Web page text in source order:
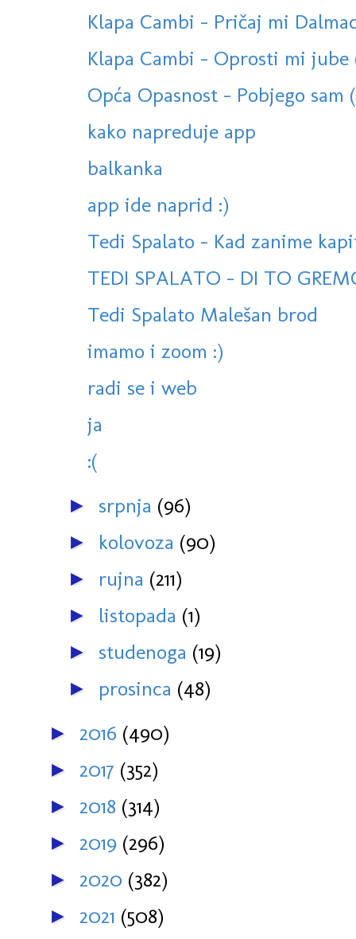
Klapa Cambi - Pričaj mi
Klapa Cambi - Oprosti mi jube
Opća Opasnost - Pobjego
kako napreduje app
balkanka
app ide naprid :)
Tedi Spalato - Kad zanime
TEDI SPALATO - DI TO
Tedi Spalato Malešan brod
imamo i zoom :)
radi se i web
ja
:(
► srpnja (96)
► kolovoza (90)
► rujna (211)
► listopada (1)
► studenoga (19)
► prosinca (48)
► 2016 (490)
► 2017 (352)
► 2018 (314)
► 2019 (296)
► 2020 (382)
► 2021 (508)